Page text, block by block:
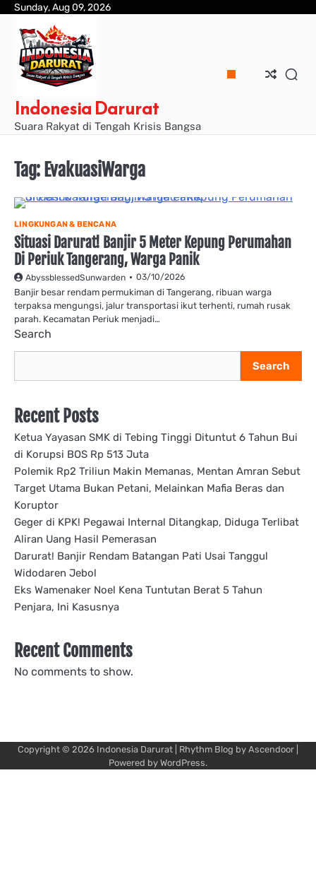
Skip
content
Sunday, Aug 09, 2026
Indonesia Darurat
Suara Rakyat di Tengah Krisis Bangsa
Tag: EvakuasiWarga
LINGKUNGAN & BENCANA
Situasi Darurat! Banjir 5 Meter Kepung Perumahan
Di Periuk Tangerang, Warga Panik
AbyssblessedSunwarden 03/10/2026
Banjir besar rendam permukiman di Tangerang, ribuan warga
terpaksa mengungsi, jalur transportasi ikut terhenti, rumah rusak
parah. Kecamatan Periuk menjadi…
Search
Search
Recent Posts
Ketua Yayasan SMK di Tebing Tinggi Dituntut 6 Tahun Bui
di Korupsi BOS Rp 513 Juta
Polemik Rp2 Triliun Makin Memanas, Mentan Amran Sebut
Target Utama Bukan Petani, Melainkan Mafia Beras dan
Koruptor
Geger di KPK! Pegawai Internal Ditangkap, Diduga Terlibat
Aliran Uang Hasil Pemerasan
Darurat! Banjir Rendam Batangan Pati Usai Tanggul
Widodaren Jebol
Eks Wamenaker Noel Kena Tuntutan Berat 5 Tahun
Penjara, Ini Kasusnya
Recent Comments
No comments to show.
Copyright © 2026 Indonesia Darurat | Rhythm Blog by Ascendoor
Powered by WordPress.